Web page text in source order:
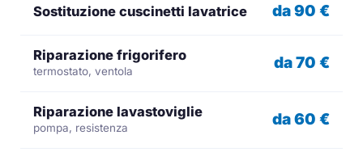
Sostituzione cuscinetti lavatrice da 90 €
Riparazione frigorifero
termostato, ventola da 70 €
Riparazione lavastoviglie
pompa, resistenza da 60 €